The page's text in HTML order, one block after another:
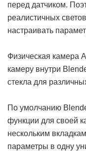
перед датчиком.
реалистичных
настраивать
Физическая камера
камеру внутри
стекла для
По умолчанию
функции для своей
нескольким
параметры в одну